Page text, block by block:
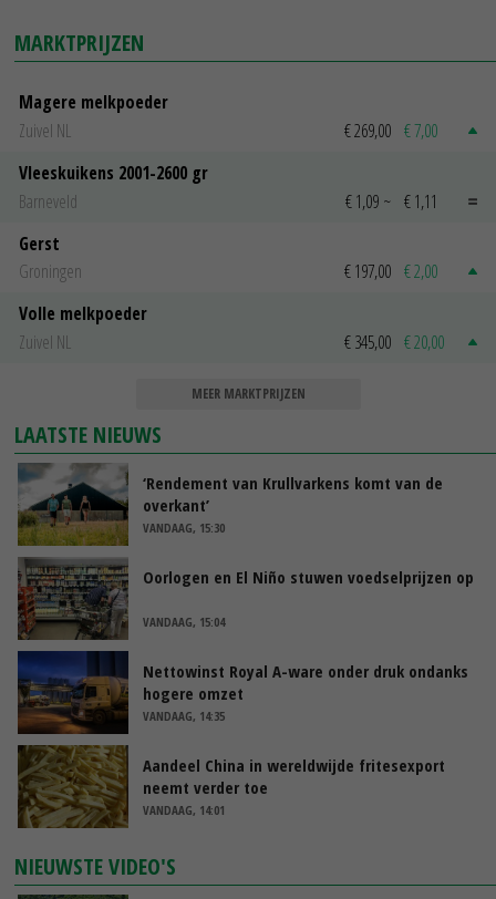
MARKTPRIJZEN
Magere melkpoeder
Zuivel NL
€ 269,00 € 7,00
Vleeskuikens 2001-2600 gr
Barneveld
€ 1,09 ~ € 1,11
Gerst
Groningen
€ 197,00 € 2,00
Volle melkpoeder
Zuivel NL
€ 345,00 € 20,00
MEER MARKTPRIJZEN
LAATSTE NIEUWS
‘Rendement van Krullvarkens komt van de
overkant’
VANDAAG, 15:30
Oorlogen en El Niño stuwen voedselprijzen op
VANDAAG, 15:04
Nettowinst Royal A-ware onder druk ondanks
hogere omzet
VANDAAG, 14:35
Aandeel China in wereldwijde fritesexport
neemt verder toe
VANDAAG, 14:01
NIEUWSTE VIDEO'S